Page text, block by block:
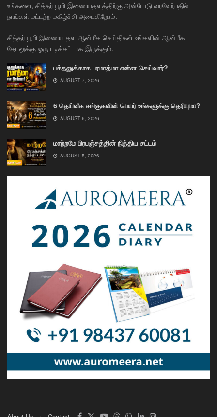
உங்களை, சித்தர் பூமி இணையதளத்திற்கு அன்போடு வரவேற்பதில்
நாங்கள் மட்டற்ற மகிழ்ச்சி அடைகிறோம்.
சித்தர் பூமி இணைய தள ஆன்மீக செய்திகள் உங்களின் ஆன்மீக
தேடலுக்கு ஒரு படிக்கட்டாக இருக்கும்.
பக்தனுக்காக பரமாத்மா என்ன செய்வார்?
AUGUST 7, 2026
6 தெய்வீக சங்குகளின் பெயர் உங்களுக்கு தெரியுமா?
AUGUST 6, 2026
மாற்றமே பிரபஞ்சத்தின் நித்திய சட்டம்
AUGUST 5, 2026